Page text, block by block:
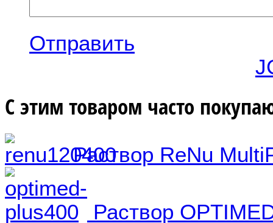
Отправить
С этим товаром часто
Раствор ReNu
Раствор